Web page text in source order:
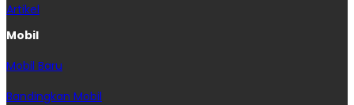
Artikel
Mobil
Mobil Baru
Bandingkan Mobil